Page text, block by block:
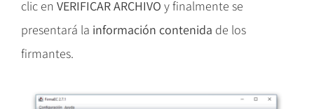
clic en VERIFICAR ARCHIVO y finalmente se
presentará la información contenida de los
firmantes.